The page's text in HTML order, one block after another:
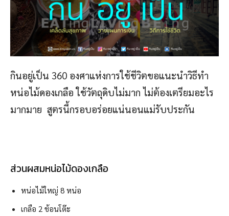
กินอยู่เป็น 360 องศาแห่งการใช้ชีวิตขอแนะนำวิธีทำ
หน่อไม้ดองเกลือ ใช้วัตถุดิบไม่มาก ไม่ต้องเตรียมอะไร
มากมาย สูตรนี้กรอบอร่อยแน่นอนแม่รับประกัน
ส่วนผสมหน่อไม้ดองเกลือ
หน่อไม้ใหญ่ 8 หน่อ
เกลือ 2 ช้อนโต๊ะ